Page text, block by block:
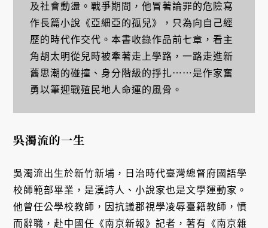
及社會動盪。戰爭期間，他冒著論罪的危險寫
作長篇小說《亞細亞的孤兒》，只為向自己經
歷的時代作交代。本書收錄作品前七章，看主
角胡太明從兒時被牽著走上學路，一路走進新
舊思潮的碰撞、身分階級的掙扎⋯⋯是作家奮
勇以筆迎戰殖民地人命運的風骨。
吳濁流的一生
吳濁流出生於新竹新埔，日治時代臺灣總督府國語學
校師範部畢業，是漢詩人、小說家也是文學運動家。
他曾任公學校教師，因抗議郡視學凌辱臺籍教師，憤
而辭職，赴中國任《南京新報》記者，著有《南京雜